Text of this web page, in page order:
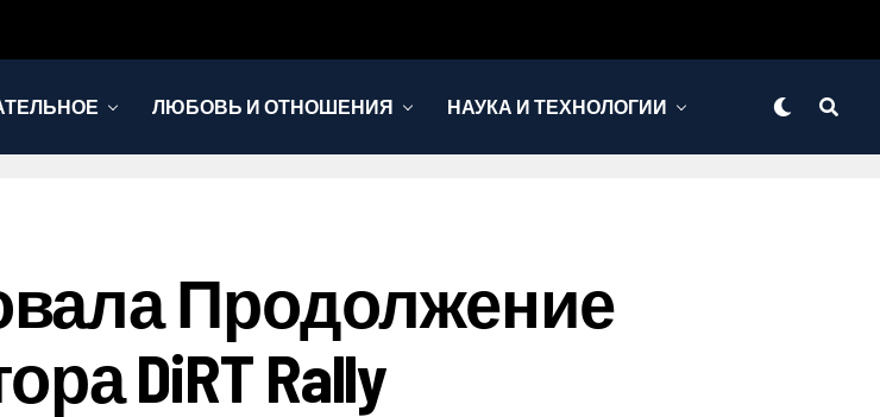
ЛЮБОВЬ И ОТНОШЕНИЯ НАУКА И ТЕХНОЛОГИИ
Продолжение
DiRT Rally